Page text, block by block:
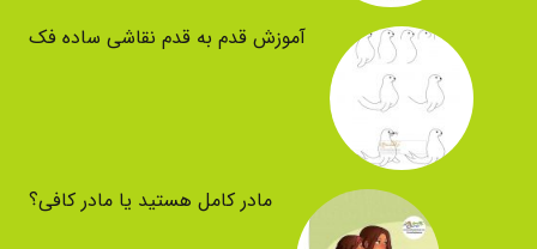
آموزش قدم به قدم نقاشی ساده فک
مادر کامل هستید یا مادر کافی؟